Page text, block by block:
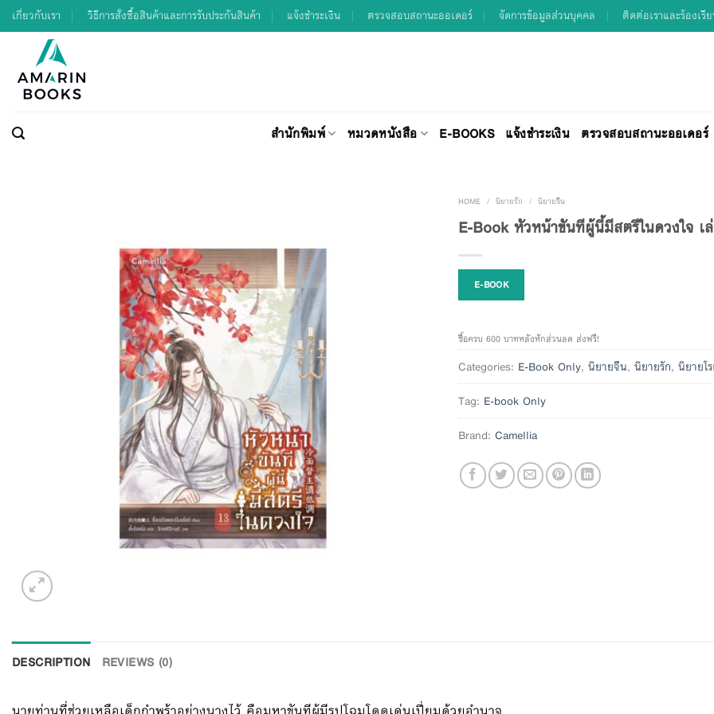
Skip
to
เกี่ยวกับเรา วิธีการสั่งซื้อสินค้าและการรับประกันสินค้า แจ้งชำระเงิน ตรวจสอบสถานะออเดอร์ จัดการข้อมูลส่วนบุคคล ติดต่อเราและร้องเรี
สำนักพิมพ์ หมวดหนังสือ E-BOOKS แจ้งชำระเงิน ตรวจสอบสถานะออเดอร์
HOME / นิยายรัก / นิยายจีน
E-Book หัวหน้าขันทีผู้นี้มีสตรีในดวงใจ เ
E-BOOK
ซื้อครบ 600 บาทหลังหักส่วนลด ส่งฟรี!
Categories: E-Book Only, นิยายจีน, นิยายรัก, นิยายโ
Tag: E-book Only
Brand: Camellia
DESCRIPTION REVIEWS (0)